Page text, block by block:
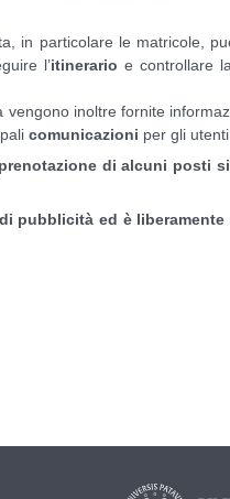
in particolare le matricole,
l’itinerario e controllare
vengono inoltre fornite
comunicazioni per gli utenti.
prenotazione di alcuni posti
pubblicità ed è